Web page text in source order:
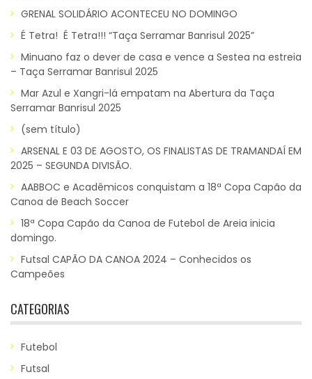
GRENAL SOLIDÁRIO ACONTECEU NO DOMINGO
É Tetra! É Tetra!!! “Taça Serramar Banrisul 2025”
Minuano faz o dever de casa e vence a Sestea na estreia
– Taça Serramar Banrisul 2025
Mar Azul e Xangri-lá empatam na Abertura da Taça
Serramar Banrisul 2025
(sem título)
ARSENAL E 03 DE AGOSTO, OS FINALISTAS DE TRAMANDAÍ EM
2025 – SEGUNDA DIVISÃO.
AABBOC e Acadêmicos conquistam a 18ª Copa Capão da
Canoa de Beach Soccer
18ª Copa Capão da Canoa de Futebol de Areia inicia
domingo.
Futsal CAPÃO DA CANOA 2024 – Conhecidos os
Campeões
CATEGORIAS
Futebol
Futsal